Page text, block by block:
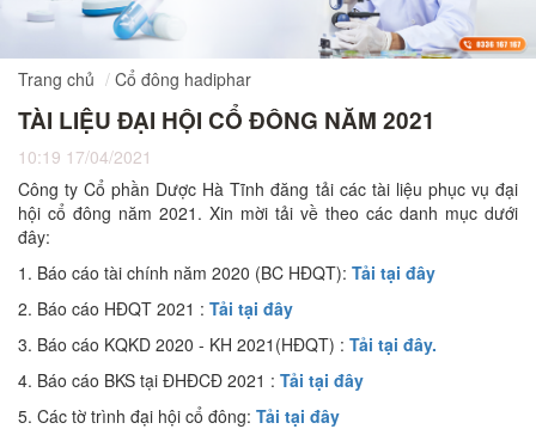
Trang chủ Cổ đông hadiphar
TÀI LIỆU ĐẠI HỘI CỔ ĐÔNG NĂM 2021
10:19 17/04/2021
Công ty Cổ phần Dược Hà Tĩnh đăng tải các tài liệu phục vụ đại
hội cổ đông năm 2021. Xin mời tải về theo các danh mục dưới
đây:
1. Báo cáo tài chính năm 2020 (BC HĐQT): Tải tại đây
2. Báo cáo HĐQT 2021 : Tải tại đây
3. Báo cáo KQKD 2020 - KH 2021(HĐQT) : Tải tại đây.
4. Báo cáo BKS tại ĐHĐCĐ 2021 : Tải tại đây
5. Các tờ trình đại hội cổ đông: Tải tại đây